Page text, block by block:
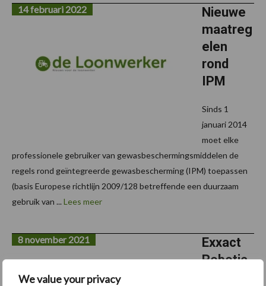
We value your privacy
Nieuwe
maatreg
elen
rond
IPM
14 februari 2022
Sinds 1
januari 2014
moet elke
professionele gebruiker van gewasbeschermingsmiddelen de
regels rond geïntegreerde gewasbescherming (IPM) toepassen
(basis Europese richtlijn 2009/128 betreffende een duurzaam
gebruik van ... Lees meer
Exxact
Robotic
8 november 2021